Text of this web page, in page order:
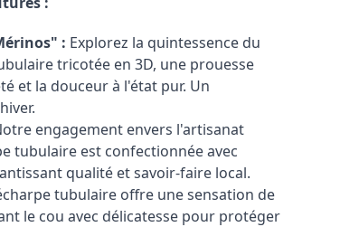
: Explorez la quintessence du
tricotée en 3D, une prouesse
et la douceur à l'état pur. Un
engagement envers l'artisanat
tubulaire est confectionnée avec
qualité et savoir-faire local.
tubulaire offre une sensation de
le cou avec délicatesse pour protéger